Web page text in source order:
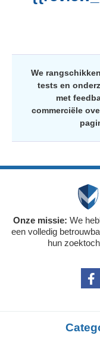
We
tests en
met
commerciële
Onze missie: We
een volledig
hun